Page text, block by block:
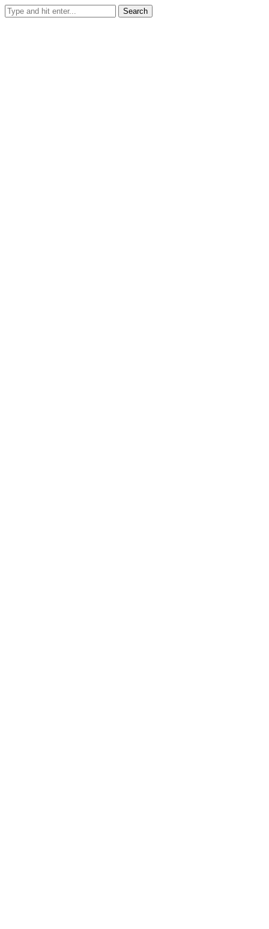
Search